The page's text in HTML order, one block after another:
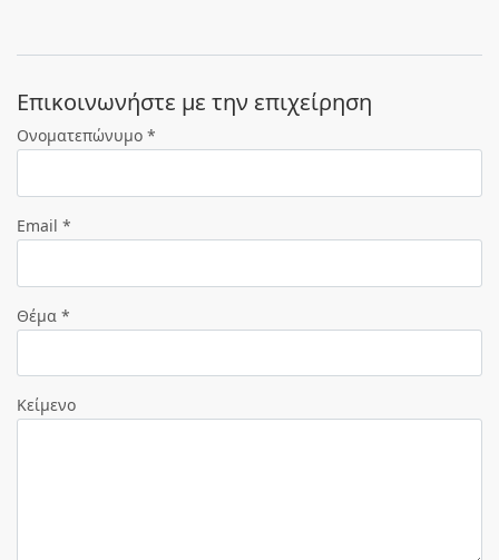
Eπικοινωνήστε με την επιχείρηση
Ονοματεπώνυμο *
Email *
Θέμα *
Κείμενο